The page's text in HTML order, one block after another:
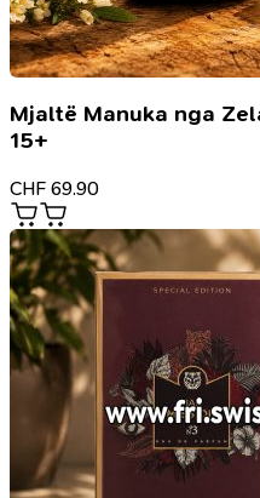
Mjaltë Manuka nga
15+
CHF 69.90